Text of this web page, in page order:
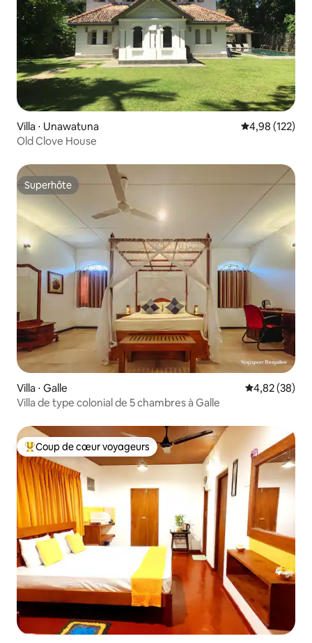
Villa ⋅ Unawatuna Évaluation
4,98 (122)
Old Clove House
Superhôte
Superhôte
Villa ⋅ Galle Évaluation
4,82 (38)
Villa de type colonial de 5 chambres à Galle
Coups de cœur voyageurs les plus appréciés
Coup de cœur voyageurs